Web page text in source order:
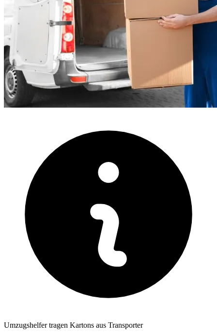
Umzugshelfer tragen Kartons aus Transporter